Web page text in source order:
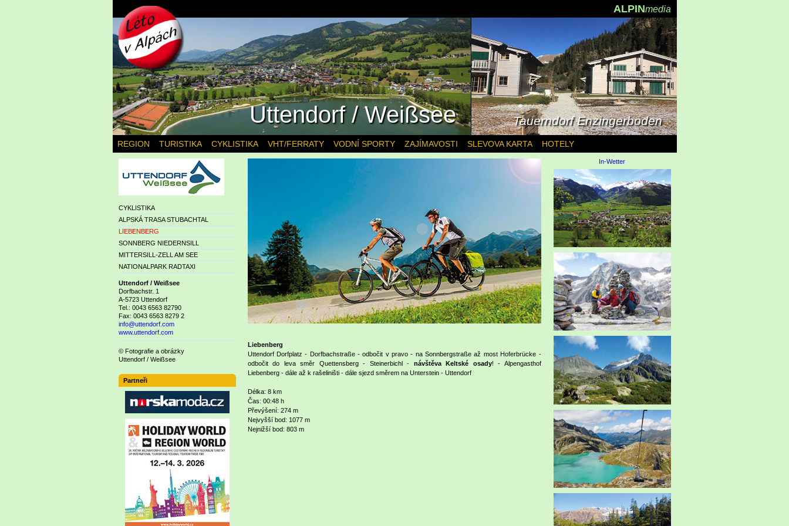
Liebenberg
Uttendorf Dorfplatz - Dorfbachstraße - odbočit v pravo - na Sonnbergstraße až most Hoferbrücke -
odbočit do leva směr Quettensberg - Steinerbichl - návštěva Keltské osady! - Alpengasthof
Liebenberg - dále až k rašeliništi - dále sjezd směrem na Unterstein - Uttendorf
Délka: 8 km
Čas: 00:48 h
Převýšení: 274 m
Nejvyšší bod: 1077 m
Nejnižší bod: 803 m
CYKLISTIKA
ALPSKÁ TRASA STUBACHTAL
LIEBENBERG
SONNBERG NIEDERNSILL
MITTERSILL-ZELL AM SEE
NATIONALPARK RADTAXI
Uttendorf / Weißsee
Dorfbachstr. 1
A-5723 Uttendorf
Tel.: 0043 6563 82790
Fax: 0043 6563 8279 2
info@uttendorf.com
www.uttendorf.com
© Fotografie a obrázky
Uttendorf / Weißsee
Partneři
In-Wetter
ALPINmedia
REGION TURISTIKA CYKLISTIKA VHT/FERRATY VODNÍ SPORTY ZAJÍMAVOSTI SLEVOVA KARTA HOTELY
Tauerndorf Enzingerboden
Uttendorf / Weißsee